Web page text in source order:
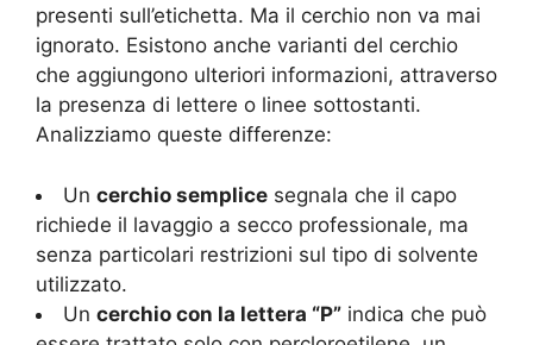
presenti sull’etichetta. Ma il cerchio non va mai
ignorato. Esistono anche varianti del cerchio
che aggiungono ulteriori informazioni, attraverso
la presenza di lettere o linee sottostanti.
Analizziamo queste differenze:
Un cerchio semplice segnala che il capo
richiede il lavaggio a secco professionale, ma
senza particolari restrizioni sul tipo di solvente
utilizzato.
Un cerchio con la lettera “P” indica che può